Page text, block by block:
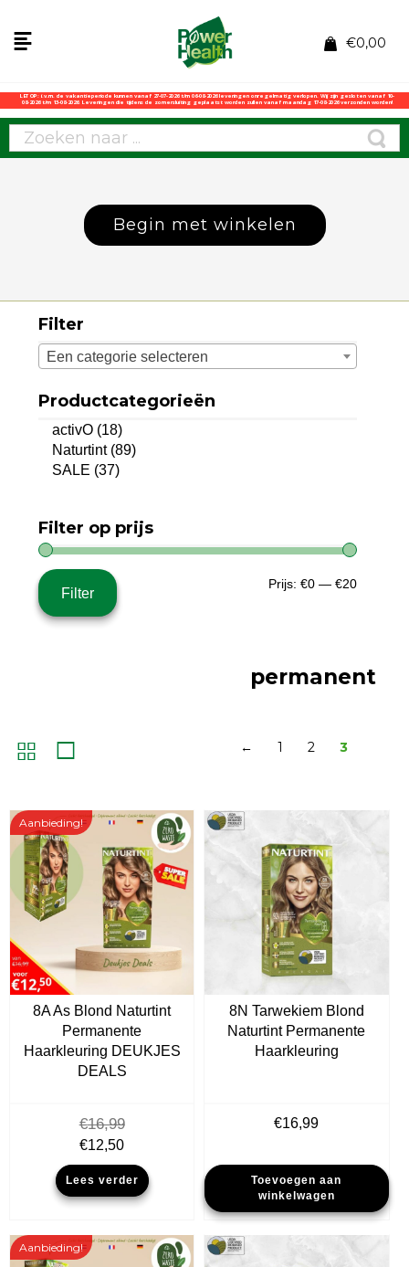
€0,00
LET OP: i.v.m. de vakantieperiode kunnen vanaf 27-07-2026 t/m 06-08-2026 leveringen onregelmatig verlopen. Wij zijn gesloten vanaf 10-
08-2026 t/m 13-08-2026. Leveringen die tijdens de zomersluiting geplaatst worden zullen vanaf maandag 17-08-2026 verzonden worden!
Begin met winkelen
Filter
Een categorie selecteren
Productcategorieën
activO (18)
Naturtint (89)
SALE (37)
Filter op prijs
Min.
Max.
Filter
Prijs: €0 — €20
permanent
← 1 2 3
8A As Blond Naturtint
Permanente
Haarkleuring DEUKJES
DEALS
€16,99
Oorspronkelijke
prijs
was:
€16,99.
€12,50Huidige
prijs
is:
€12,50.
Lees verder
Aanbieding!
8N Tarwekiem Blond
Naturtint Permanente
Haarkleuring
€16,99
Toevoegen aan
winkelwagen
Aanbieding!